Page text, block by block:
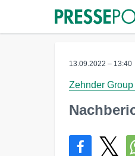
13.09.2022 – 13:40
Zehnder